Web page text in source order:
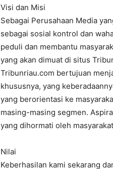
Visi dan Misi
Sebagai Perusahaan Media
sebagai sosial kontrol dan
peduli dan membantu
yang akan dimuat di situs
Tribunriau.com bertujuan
khususnya, yang
yang berorientasi ke
masing-masing segmen.
yang dihormati oleh
Nilai
Keberhasilan kami sekarang